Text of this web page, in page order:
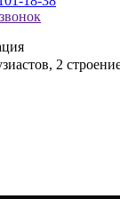
2